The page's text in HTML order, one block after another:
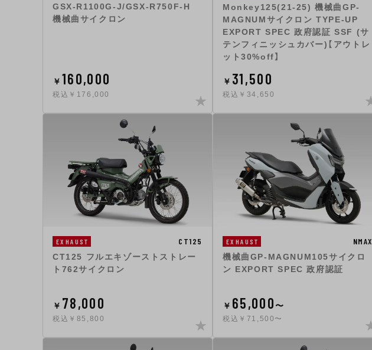
GSX-R1100G-J/GSX-R750F-H
機械曲サイクロン
￥ 160,000
税込￥176,000
Monkey125(21-25) 機械曲GP-
MAGNUMサイクロン TYPE-UP
EXPORT SPEC 政府認証 SSF (サ
テンフィニッシュカバー)【アウトレ
ット30%off】
￥ 31,500
税込￥34,650
EXHAUST CT125
CT125 フルエキゾーストストレー
ト762サイクロン
￥ 78,000
税込￥85,800
EXHAUST NMAX
機械曲GP-MAGNUM105サイクロ
ン EXPORT SPEC 政府認証
￥ 65,000〜
税込￥71,500〜